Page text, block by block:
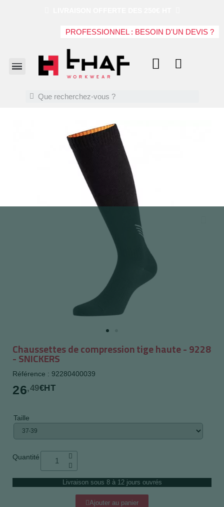
PROFESSIONNEL : BESOIN D'UN DEVIS ?
Chaussettes de compression tige haute - 9228
- SNICKERS
Référence : 92280400039
26,49€HT
Taille
Quantité
Livraison sous 8 à 12 jours ouvrés
Ajouter au panier